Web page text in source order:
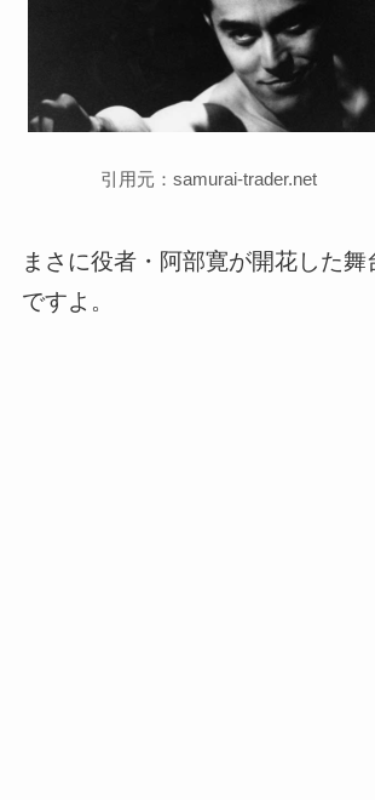
引用元：samurai-trader.net
まさに役者・阿部寛が開花した舞
ですよ。